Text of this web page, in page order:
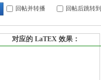
回帖并转播 回帖后跳转
对应的 LaTEX 效果：